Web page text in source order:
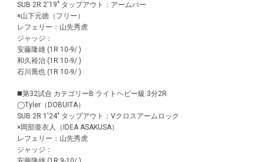
SUB 2R 2'19" タップアウト：アームバー
×山下元徳（フリー）
レフェリー：山先秀虎
ジャッジ：
安藤隆雄 (1R 10-9/ )
和久裕治 (1R 10-9/ )
石川喬也 (1R 10-9/ )
◼️第32試合 カテゴリーB ライトヘビー級 3分2R
◯Tyler（DOBUITA）
SUB 2R 1'24" タップアウト：Vクロスアームロック
×岡部亜衣人（IDEA ASAKUSA）
レフェリー：山先秀虎
ジャッジ：